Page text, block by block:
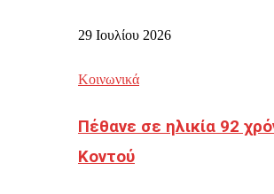
29 Ιουλίου 2026
Κοινωνικά
Πέθανε σε ηλικία 92
Κοντού